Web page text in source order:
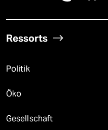
Ressorts
Politik
Öko
Gesellschaft